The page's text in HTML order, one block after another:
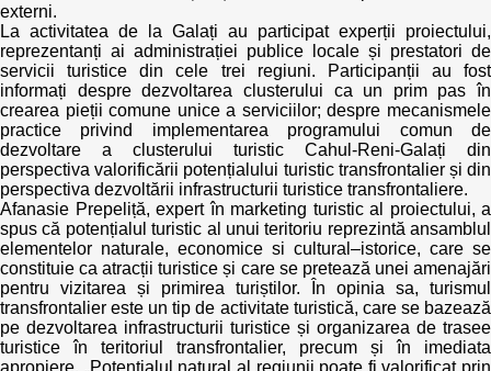
Transparența întreprinderilor de stat
Cele mai bune și cele mai proaste politici locale din
Moldova
Democrația, independența și transparența instituțiilor
publice-cheie din Moldova
Achiziții publice
Achizițiile publice în vizorul societății civile
externi.
La activitatea de la Galați au participat experții proiectului,
reprezentanți ai administrației publice locale și prestatori de
servicii turistice din cele trei regiuni. Participanții au fost
informați despre dezvoltarea clusterului ca un prim pas în
crearea pieții comune unice a serviciilor; despre mecanismele
practice privind implementarea programului comun de
dezvoltare a clusterului turistic Cahul-Reni-Galați din
perspectiva valorificării potențialului turistic transfrontalier și din
perspectiva dezvoltării infrastructurii turistice transfrontaliere.
Afanasie Prepeliță, expert în marketing turistic al proiectului, a
spus că potențialul turistic al unui teritoriu reprezintă ansamblul
elementelor naturale, economice si cultural–istorice, care se
constituie ca atracții turistice și care se pretează unei amenajări
pentru vizitarea și primirea turiștilor. În opinia sa, turismul
transfrontalier este un tip de activitate turistică, care se bazează
pe dezvoltarea infrastructurii turistice și organizarea de trasee
turistice în teritoriul transfrontalier, precum și în imediata
apropiere. „Potențialul natural al regiunii poate fi valorificat prin